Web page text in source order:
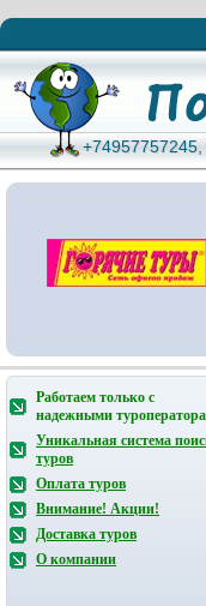
Работаем только с
надежными
Уникальная система
туров
Оплата туров
Внимание! Акции!
Доставка туров
О компании